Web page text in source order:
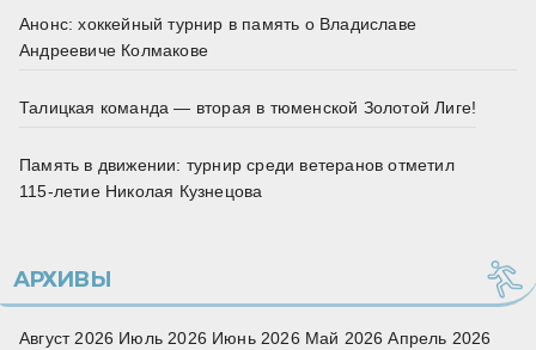
Анонс: хоккейный турнир в память о Владиславе
Андреевиче Колмакове
Талицкая команда — вторая в тюменской Золотой Лиге!
Память в движении: турнир среди ветеранов отметил
115‑летие Николая Кузнецова
АРХИВЫ
Август 2026 Июль 2026 Июнь 2026 Май 2026 Апрель 2026